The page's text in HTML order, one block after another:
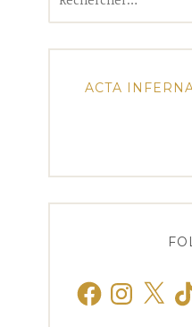
ACTA
FacebookInstagram
X